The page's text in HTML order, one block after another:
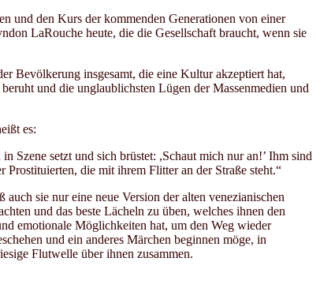
und den Kurs der kommenden Generationen von einer
LaRouche heute, die die Gesellschaft braucht, wenn sie
Bevölkerung insgesamt, die eine Kultur akzeptiert hat,
und die unglaublichsten Lügen der Massenmedien und
es:
Szene setzt und sich brüstet: ,Schaut mich nur an!’ Ihm sind
die mit ihrem Flitter an der Straße steht.“
sie nur eine neue Version der alten venezianischen
und das beste Lächeln zu üben, welches ihnen den
emotionale Möglichkeiten hat, um den Weg wieder
und ein anderes Märchen beginnen möge, in
Flutwelle über ihnen zusammen.